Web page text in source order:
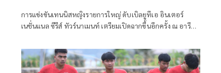
การแข่งขันเทนนิสหญิงรายการใหญ่ ดับเบิลยูทีเอ อินเตอร์
เนชั่นแนล ซีรีส์ ทัวร์นาเมนท์ เตรียมเปิดฉากขึ้นอีกครั้ง ณ อารีน่า
(ไทยแลนด์ โอเพ่น 2024) ชิงเงินรางวัลรวม 300,000 ดอลลาร์
สหรัฐ หรือประมาณ 10 ล้านบาท